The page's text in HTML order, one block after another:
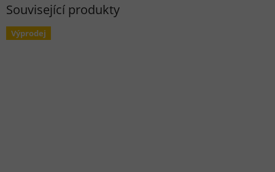
Související produkty
Výprodej